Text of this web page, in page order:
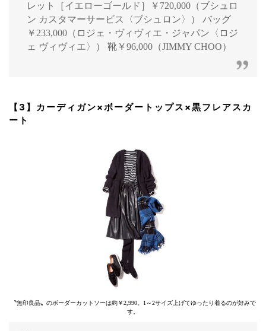
レット［イエローゴールド］￥720,000（ブシュロ
ン カスタマーサービス〈ブシュロン〉） バッグ
￥233,000（ロジェ・ヴィヴィエ・ジャパン〈ロジ
ェ ヴィヴィエ〉） 靴￥96,000（JIMMY CHOO）
【3】カーディガン×ボーダートップス×黒フレアスカ
ート
〝無印良品〟のボーダーカットソーは約￥2,990。1～2サイズ上げてゆったり着るのが好みで
す。